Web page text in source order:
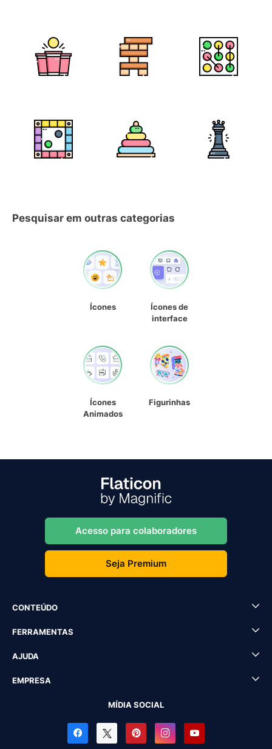
Pesquisar em outras categorias
Ícones
Ícones de
interface
Ícones
Animados
Figurinhas
Acesso para colaboradores
Seja Premium
CONTEÚDO
FERRAMENTAS
AJUDA
EMPRESA
MÍDIA SOCIAL